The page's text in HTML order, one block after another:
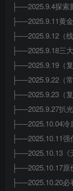
├──2025.9.4探索
├──2025.9.11黄
├──2025.9.12（
├──2025.9.18三
├──2025.9.19（
├──2025.9.22（
├──2025.9.23（
├──2025.9.27扒
├──2025.10.04
├──2025.10.11
├──2025.10.13《
├──2025.10.17原
├──2025.10.20必